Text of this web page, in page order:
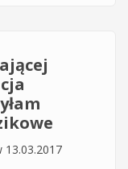
13.03.2017